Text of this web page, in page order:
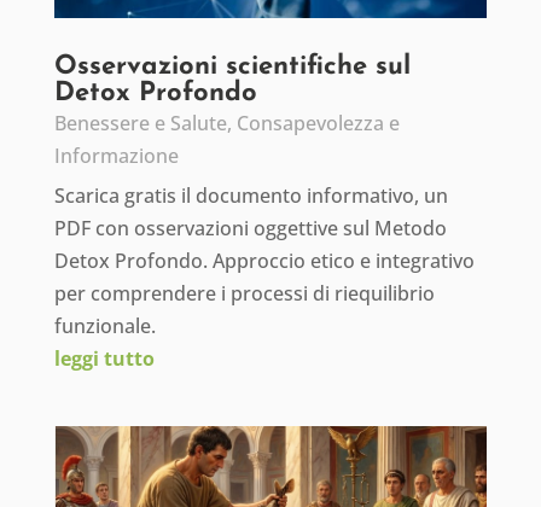
Osservazioni scientifiche sul
Detox Profondo
Benessere e Salute, Consapevolezza e
Informazione
Scarica gratis il documento informativo, un
PDF con osservazioni oggettive sul Metodo
Detox Profondo. Approccio etico e integrativo
per comprendere i processi di riequilibrio
funzionale.
leggi tutto